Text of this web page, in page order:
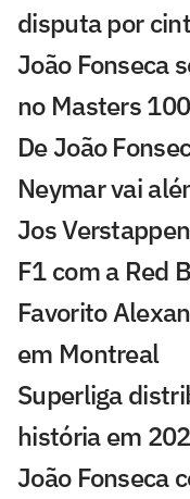
disputa por
João Fonseca
no Masters
De João
Neymar vai
Jos
F1 com a Red
Favorito
em Montreal
Superliga
história em
João Fonseca